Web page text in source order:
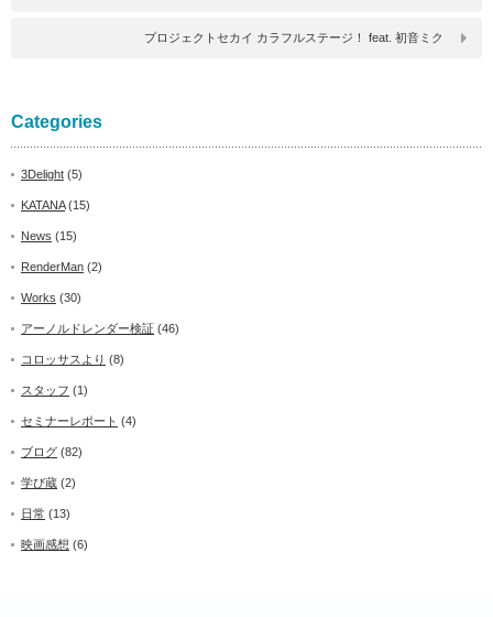
プロジェクトセカイ カラフルステージ！ feat. 初音ミク
Categories
3Delight (5)
KATANA(15)
News (15)
RenderMan (2)
Works (30)
アーノルドレンダー検証 (46)
コロッサスより (8)
スタッフ (1)
セミナーレポート (4)
ブログ (82)
学び蔵 (2)
日常 (13)
映画感想 (6)